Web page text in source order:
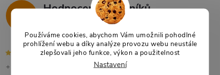
Používáme cookies, abychom Vám umožnili pohodlné
prohlížení webu a díky analýze provozu webu neustále
zlepšovali jeho funkce, výkon a použitelnost
Nastavení
Hodnocení zákazníků
Zobrazit recenze
+ super